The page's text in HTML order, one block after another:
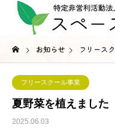
お知らせ フリース
フリースクール事業
夏野菜を植えました
2025.06.03